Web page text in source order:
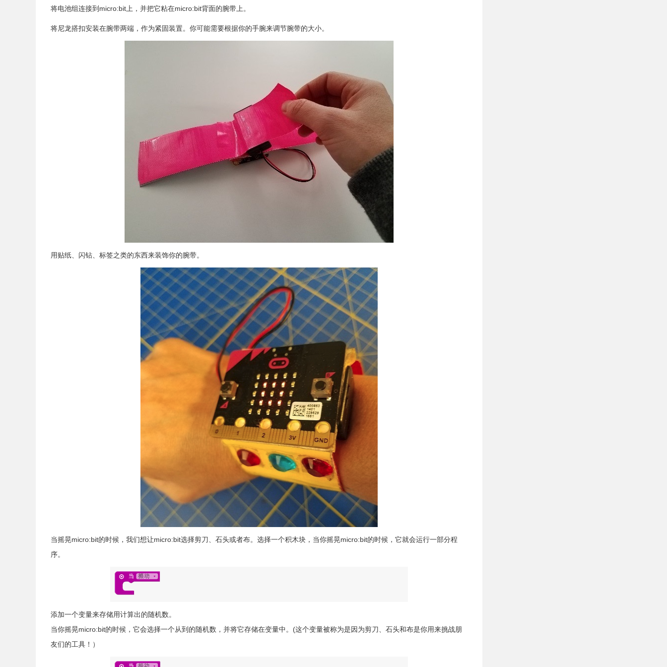
将电池组连接到micro:bit上，并把它粘在micro:bit背面的腕带上。
将尼龙搭扣安装在腕带两端，作为紧固装置。你可能需要根据你的手腕来调节腕带的大小。
用贴纸、闪钻、标签之类的东西来装饰你的腕带。
当摇晃micro:bit的时候，我们想让micro:bit选择剪刀、石头或者布。选择一个积木块，当你摇晃micro:bit的时候，它就会运行一部分程
序。
添加一个变量来存储用计算出的随机数。
当你摇晃micro:bit的时候，它会选择一个从到的随机数，并将它存储在变量中。(这个变量被称为是因为剪刀、石头和布是你用来挑战朋
友们的工具！）